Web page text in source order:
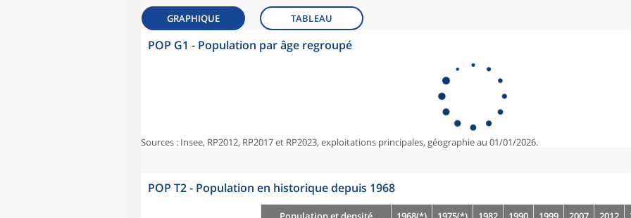
GRAPHIQUE TABLEAU
POP G1 - Population par âge regroupé
Sources : Insee, RP2012, RP2017 et RP2023, exploitations principales, géographie au 01/01/2026.
POP T2 - Population en historique depuis 1968